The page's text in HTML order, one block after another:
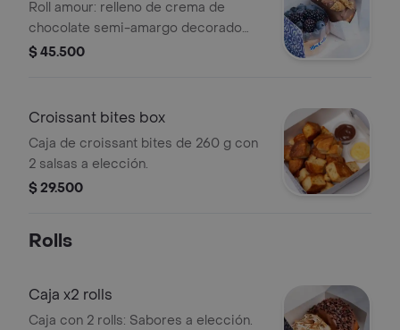
Lotus
Roll amour: relleno de crema de
chocolate semi-amargo decorado
con arándanos y zarzamoras,
de chocolate negro y trozos de
$ 45.500
Croissant bites box
Caja de croissant bites de 260 g con
2 salsas a elección.
$ 29.500
Rolls
Caja x2 rolls
Caja con 2 rolls: Sabores a elección.